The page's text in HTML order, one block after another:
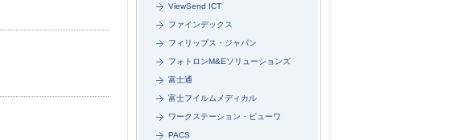
ViewSend ICT
ファインデックス
フィリップス・ジャパン
フォトロンM&Eソリューションズ
富士通
富士フイルムメディカル
ワークステーション・ビューワ
PACS